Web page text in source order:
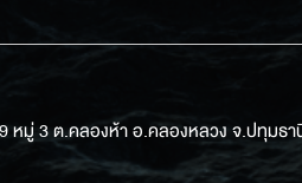
หมู่ 3 ต.คลองห้า อ.คลองหลวง จ.ปทุมธา